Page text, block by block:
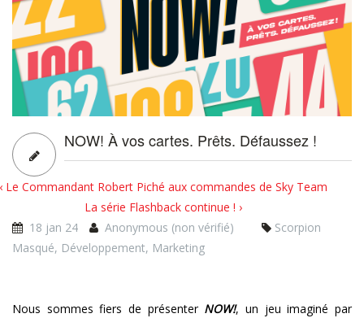
NOW! À vos cartes. Prêts. Défaussez !
‹ Le Commandant Robert Piché aux commandes de Sky Team
La série Flashback continue ! ›
18 jan 24
Anonymous (non vérifié)
Scorpion
Masqué, Développement, Marketing
Nous sommes fiers de présenter NOW!, un jeu imaginé par